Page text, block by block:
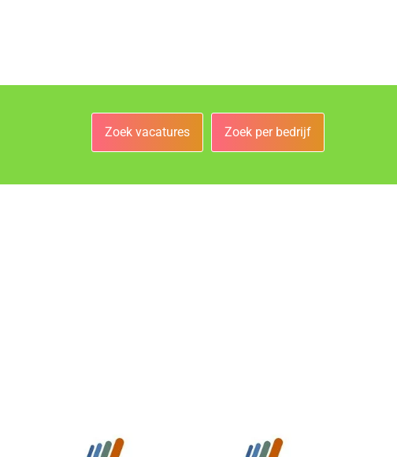
Zoek vacatures Zoek per bedrijf